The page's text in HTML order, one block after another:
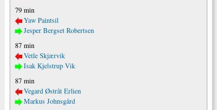
79 min
Yaw Paintsil
Jesper Bergset Robertsen
87 min
Vetle Skjærvik
Isak Kjelstrup Vik
87 min
Vegard Østråt Erlien
Markus Johnsgård